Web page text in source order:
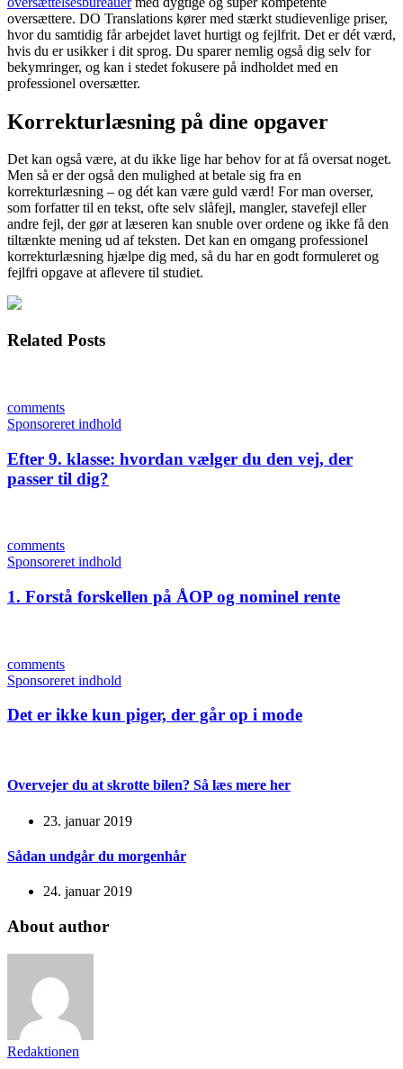
oversættere. DO Translations kører med stærkt studievenlige priser,
hvor du samtidig får arbejdet lavet hurtigt og fejlfrit. Det er dét værd,
hvis du er usikker i dit sprog. Du sparer nemlig også dig selv for
bekymringer, og kan i stedet fokusere på indholdet med en
professionel oversætter.
Korrekturlæsning på dine opgaver
Det kan også være, at du ikke lige har behov for at få oversat noget.
Men så er der også den mulighed at betale sig fra en
korrekturlæsning – og dét kan være guld værd! For man overser,
som forfatter til en tekst, ofte selv slåfejl, mangler, stavefejl eller
andre fejl, der gør at læseren kan snuble over ordene og ikke få den
tiltænkte mening ud af teksten. Det kan en omgang professionel
korrekturlæsning hjælpe dig med, så du har en godt formuleret og
fejlfri opgave at aflevere til studiet.
Related Posts
comments
Sponsoreret indhold
Efter 9. klasse: hvordan vælger du den vej, der
passer til dig?
comments
Sponsoreret indhold
1. Forstå forskellen på ÅOP og nominel rente
comments
Sponsoreret indhold
Det er ikke kun piger, der går op i mode
Overvejer du at skrotte bilen? Så læs mere her
23. januar 2019
Sådan undgår du morgenhår
24. januar 2019
About author
Redaktionen